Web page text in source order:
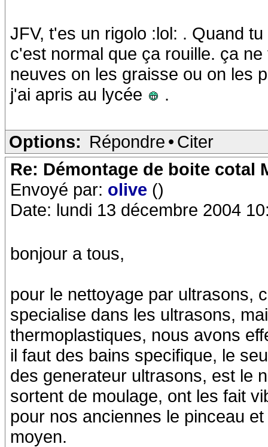
JFV, t'es un rigolo :lol: . Quand
c'est normal que ça rouille. ça
neuves on les graisse ou on les
j'ai apris au lycée
.
Options: Répondre • Citer
Re: Démontage de boite cotal
Envoyé par: olive ()
Date: lundi 13 décembre 2004
bonjour a tous,
pour le nettoyage par ultrasons,
specialise dans les ultrasons,
thermoplastiques, nous avons
il faut des bains specifique, le
des generateur ultrasons, est le
sortent de moulage, ont les fait
pour nos anciennes le pinceau
moyen.